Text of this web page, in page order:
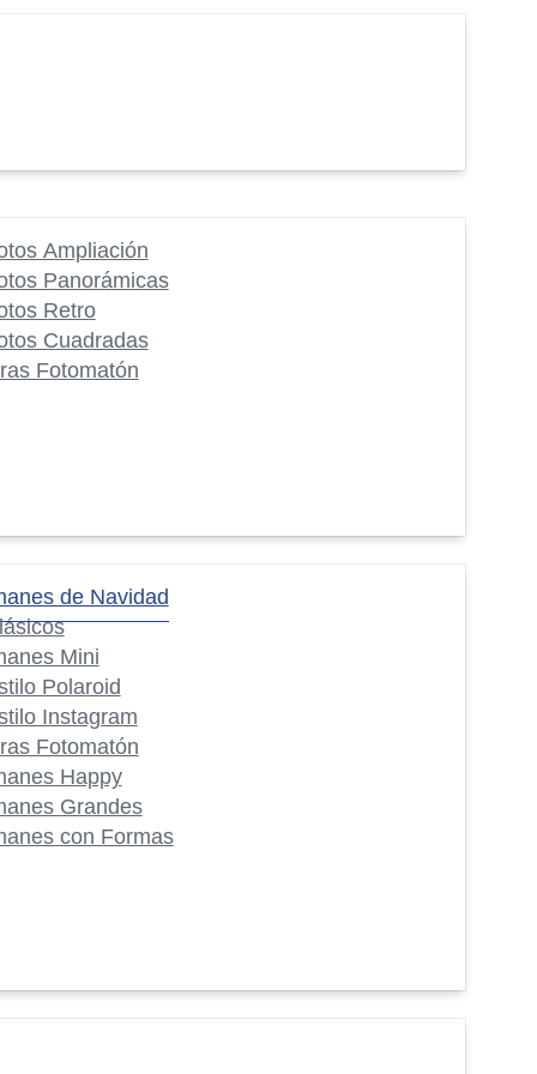
Ampliación
Panorámicas
Retro
Cuadradas
Fotomatón
de Navidad
Mini
Polaroid
Instagram
Fotomatón
Happy
Grandes
con Formas